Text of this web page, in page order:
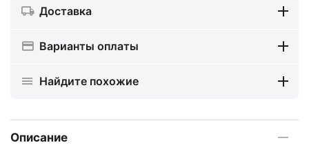
Доставка
Варианты оплаты
Найдите похожие
Описание